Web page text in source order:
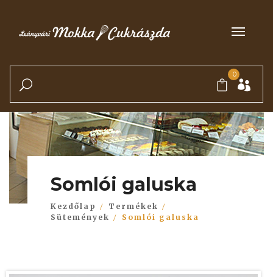
0
Somlói galuska
Kezdőlap
Termékek
Sütemények
Somlói galuska